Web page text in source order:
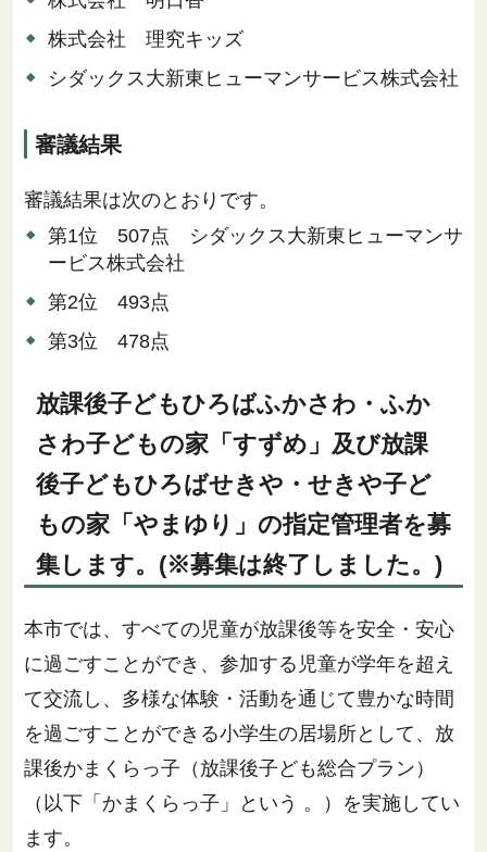
株式会社 理究キッズ
シダックス大新東ヒューマンサービス株式会社
審議結果
審議結果は次のとおりです。
第1位 507点 シダックス大新東ヒューマンサ
ービス株式会社
第2位 493点
第3位 478点
放課後子どもひろばふかさわ・ふか
さわ子どもの家「すずめ」及び放課
後子どもひろばせきや・せきや子ど
もの家「やまゆり」の指定管理者を募
集します。(※募集は終了しました。)
本市では、すべての児童が放課後等を安全・安心
に過ごすことができ、参加する児童が学年を超え
て交流し、多様な体験・活動を通じて豊かな時間
を過ごすことができる小学生の居場所として、放
課後かまくらっ子（放課後子ども総合プラン）
（以下「かまくらっ子」という 。）を実施してい
ます。